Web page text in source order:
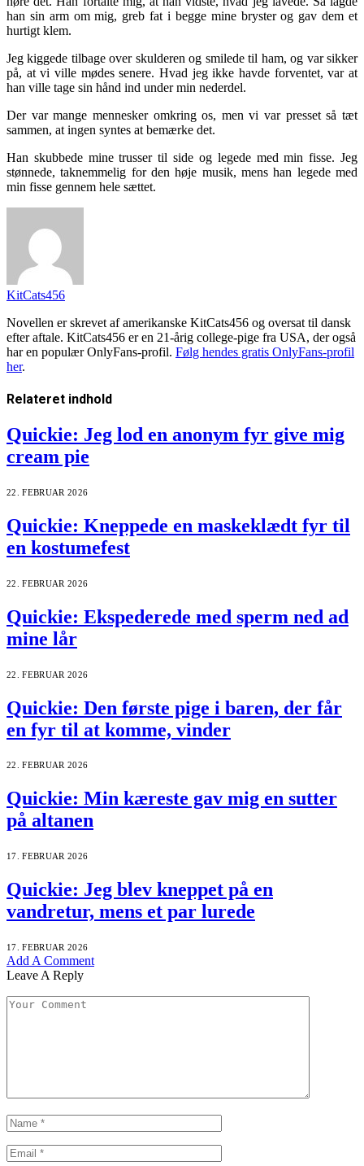
han sin arm om mig, greb fat i begge mine bryster og gav dem et
hurtigt klem.
Jeg kiggede tilbage over skulderen og smilede til ham, og var sikker
på, at vi ville mødes senere. Hvad jeg ikke havde forventet, var at
han ville tage sin hånd ind under min nederdel.
Der var mange mennesker omkring os, men vi var presset så tæt
sammen, at ingen syntes at bemærke det.
Han skubbede mine trusser til side og legede med min fisse. Jeg
stønnede, taknemmelig for den høje musik, mens han legede med
min fisse gennem hele sættet.
KitCats456
Novellen er skrevet af amerikanske KitCats456 og oversat til dansk
efter aftale. KitCats456 er en 21-årig college-pige fra USA, der også
har en populær OnlyFans-profil. Følg hendes gratis OnlyFans-profil
her.
Relateret indhold
Quickie: Jeg lod en anonym fyr give mig
cream pie
22. FEBRUAR 2026
Quickie: Kneppede en maskeklædt fyr til
en kostumefest
22. FEBRUAR 2026
Quickie: Ekspederede med sperm ned ad
mine lår
22. FEBRUAR 2026
Quickie: Den første pige i baren, der får
en fyr til at komme, vinder
22. FEBRUAR 2026
Quickie: Min kæreste gav mig en sutter
på altanen
17. FEBRUAR 2026
Quickie: Jeg blev kneppet på en
vandretur, mens et par lurede
17. FEBRUAR 2026
Add A Comment
Leave A Reply